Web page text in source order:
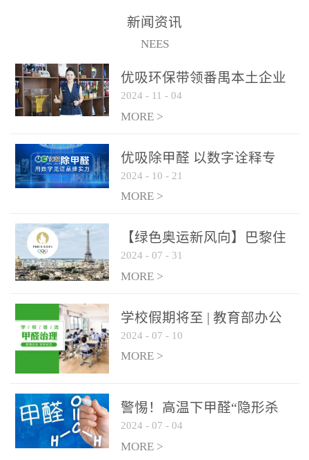
保施工日期：2020年1月珠
（及各出入境边防检查
新闻资讯
NEES
优吸环保带领番禺本​土企业
勇敢破局向“新”
2024 - 11 - 04
MORE >
优吸除甲醛 以数字诠释专
业，尽显除醛品牌实力！
2024 - 10 - 21
MORE >
【绿色奥运新风向】巴黎住
宿风波：优吸环保共建健康
绿色家居
2024 - 07 - 31
MORE >
学校假期将至 | 教育部办公
厅关于加强学校新建校舍室
内空气质量管理通知
2024 - 07 - 10
MORE >
警惕！高温下甲醛“隐形杀
手”来袭，你的家安全吗？
2024 - 07 - 04
MORE >